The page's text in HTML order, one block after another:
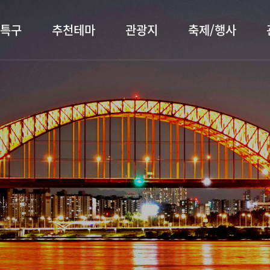
구 추천테마
서오릉/서삼릉
전시관/박물관
장항습
누리길
벚꽃명
관광지 축제/행사
프로그램 안내
사전신청
자주 묻는 질문
소개
대표먹거리
전통시장
템플스테이
숙박 정보
쇼핑 정보
문화
해설사
공지사항
, 고양